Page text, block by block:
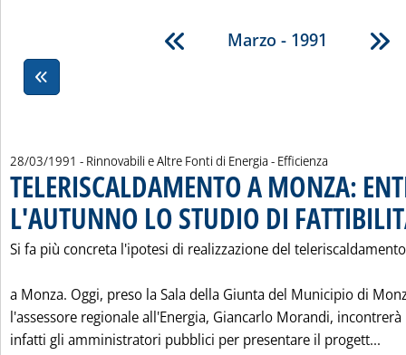
Marzo - 1991
28/03/1991 - Rinnovabili e Altre Fonti di Energia - Efficienza
TELERISCALDAMENTO A MONZA:
L'AUTUNNO LO STUDIO DI
Si fa più concreta l'ipotesi di realizzazione del teleriscaldamento
a Monza. Oggi, preso la Sala della Giunta del Municipio di
l'assessore regionale all'Energia, Giancarlo Morandi, incontrerà
infatti gli amministratori pubblici per presentare il progett...